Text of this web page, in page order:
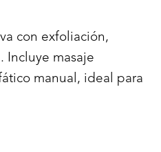
con exfoliación,
Incluye masaje
manual, ideal para